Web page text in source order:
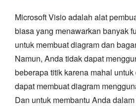
Microsoft Visio adalah alat
biasa yang menawarkan banyak
untuk membuat diagram dan
Namun, Anda tidak dapat
beberapa titik karena mahal
dapat membuat diagram
Dan untuk membantu Anda